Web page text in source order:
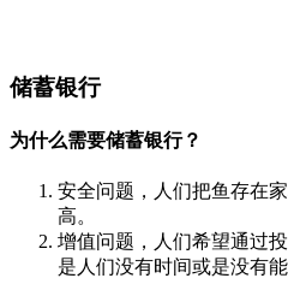
储蓄银行
为什么需要储蓄银行？
安全问题，人们把鱼存在
高。
增值问题，人们希望通过
是人们没有时间或是没有